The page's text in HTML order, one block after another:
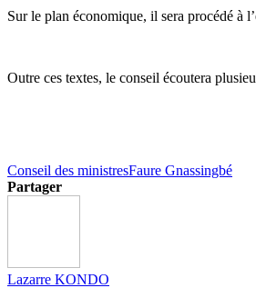
Sur le plan économique, il sera procédé à
Outre ces textes, le conseil écoutera
Conseil des ministresFaure Gnassingbé
Partager
Lazarre KONDO